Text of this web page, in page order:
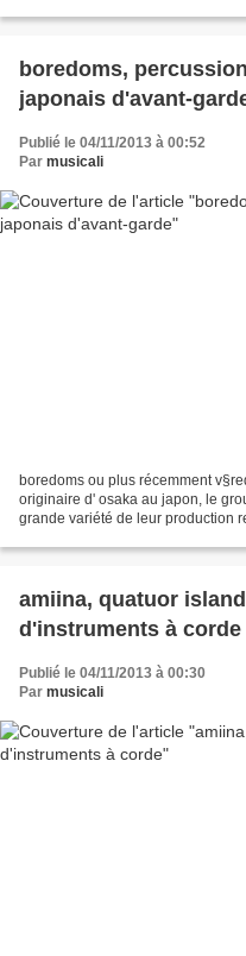
boredoms,
japonais d'avant-
Publié le 04/11/2013 à 00:52
Par musicali
boredoms ou plus récemment
originaire d' osaka au japon, le
grande variété de leur production
amiina, quatuor
d'instruments à corde
Publié le 04/11/2013 à 00:30
Par musicali